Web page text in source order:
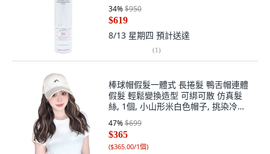
34%$950
$619
8/13 星期四 預計送達
(1)
棒球帽假髮一體式 長捲髮 鴨舌帽連體
假髮 輕鬆變換造型 可綁可散 仿真髮
絲, 1個, 小山形米白色帽子, 挑染冷棕
47%$699
$365
($365.00/1個)